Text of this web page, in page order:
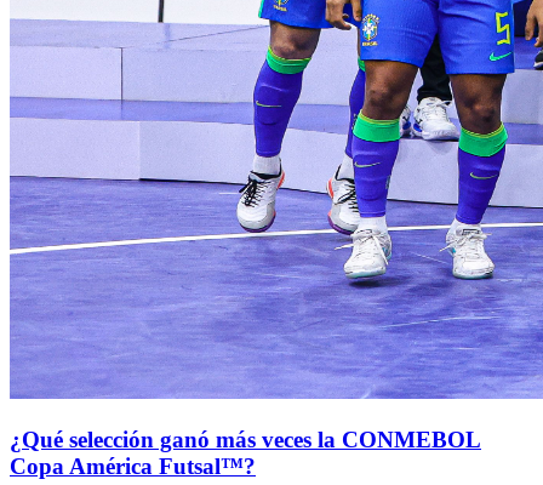
¿Qué selección ganó más veces la CONMEBOL
Copa América Futsal™?